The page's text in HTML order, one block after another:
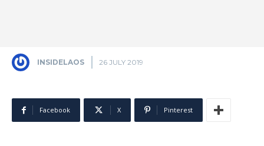
INSIDELAOS 26 JULY 2019
Facebook X Pinterest